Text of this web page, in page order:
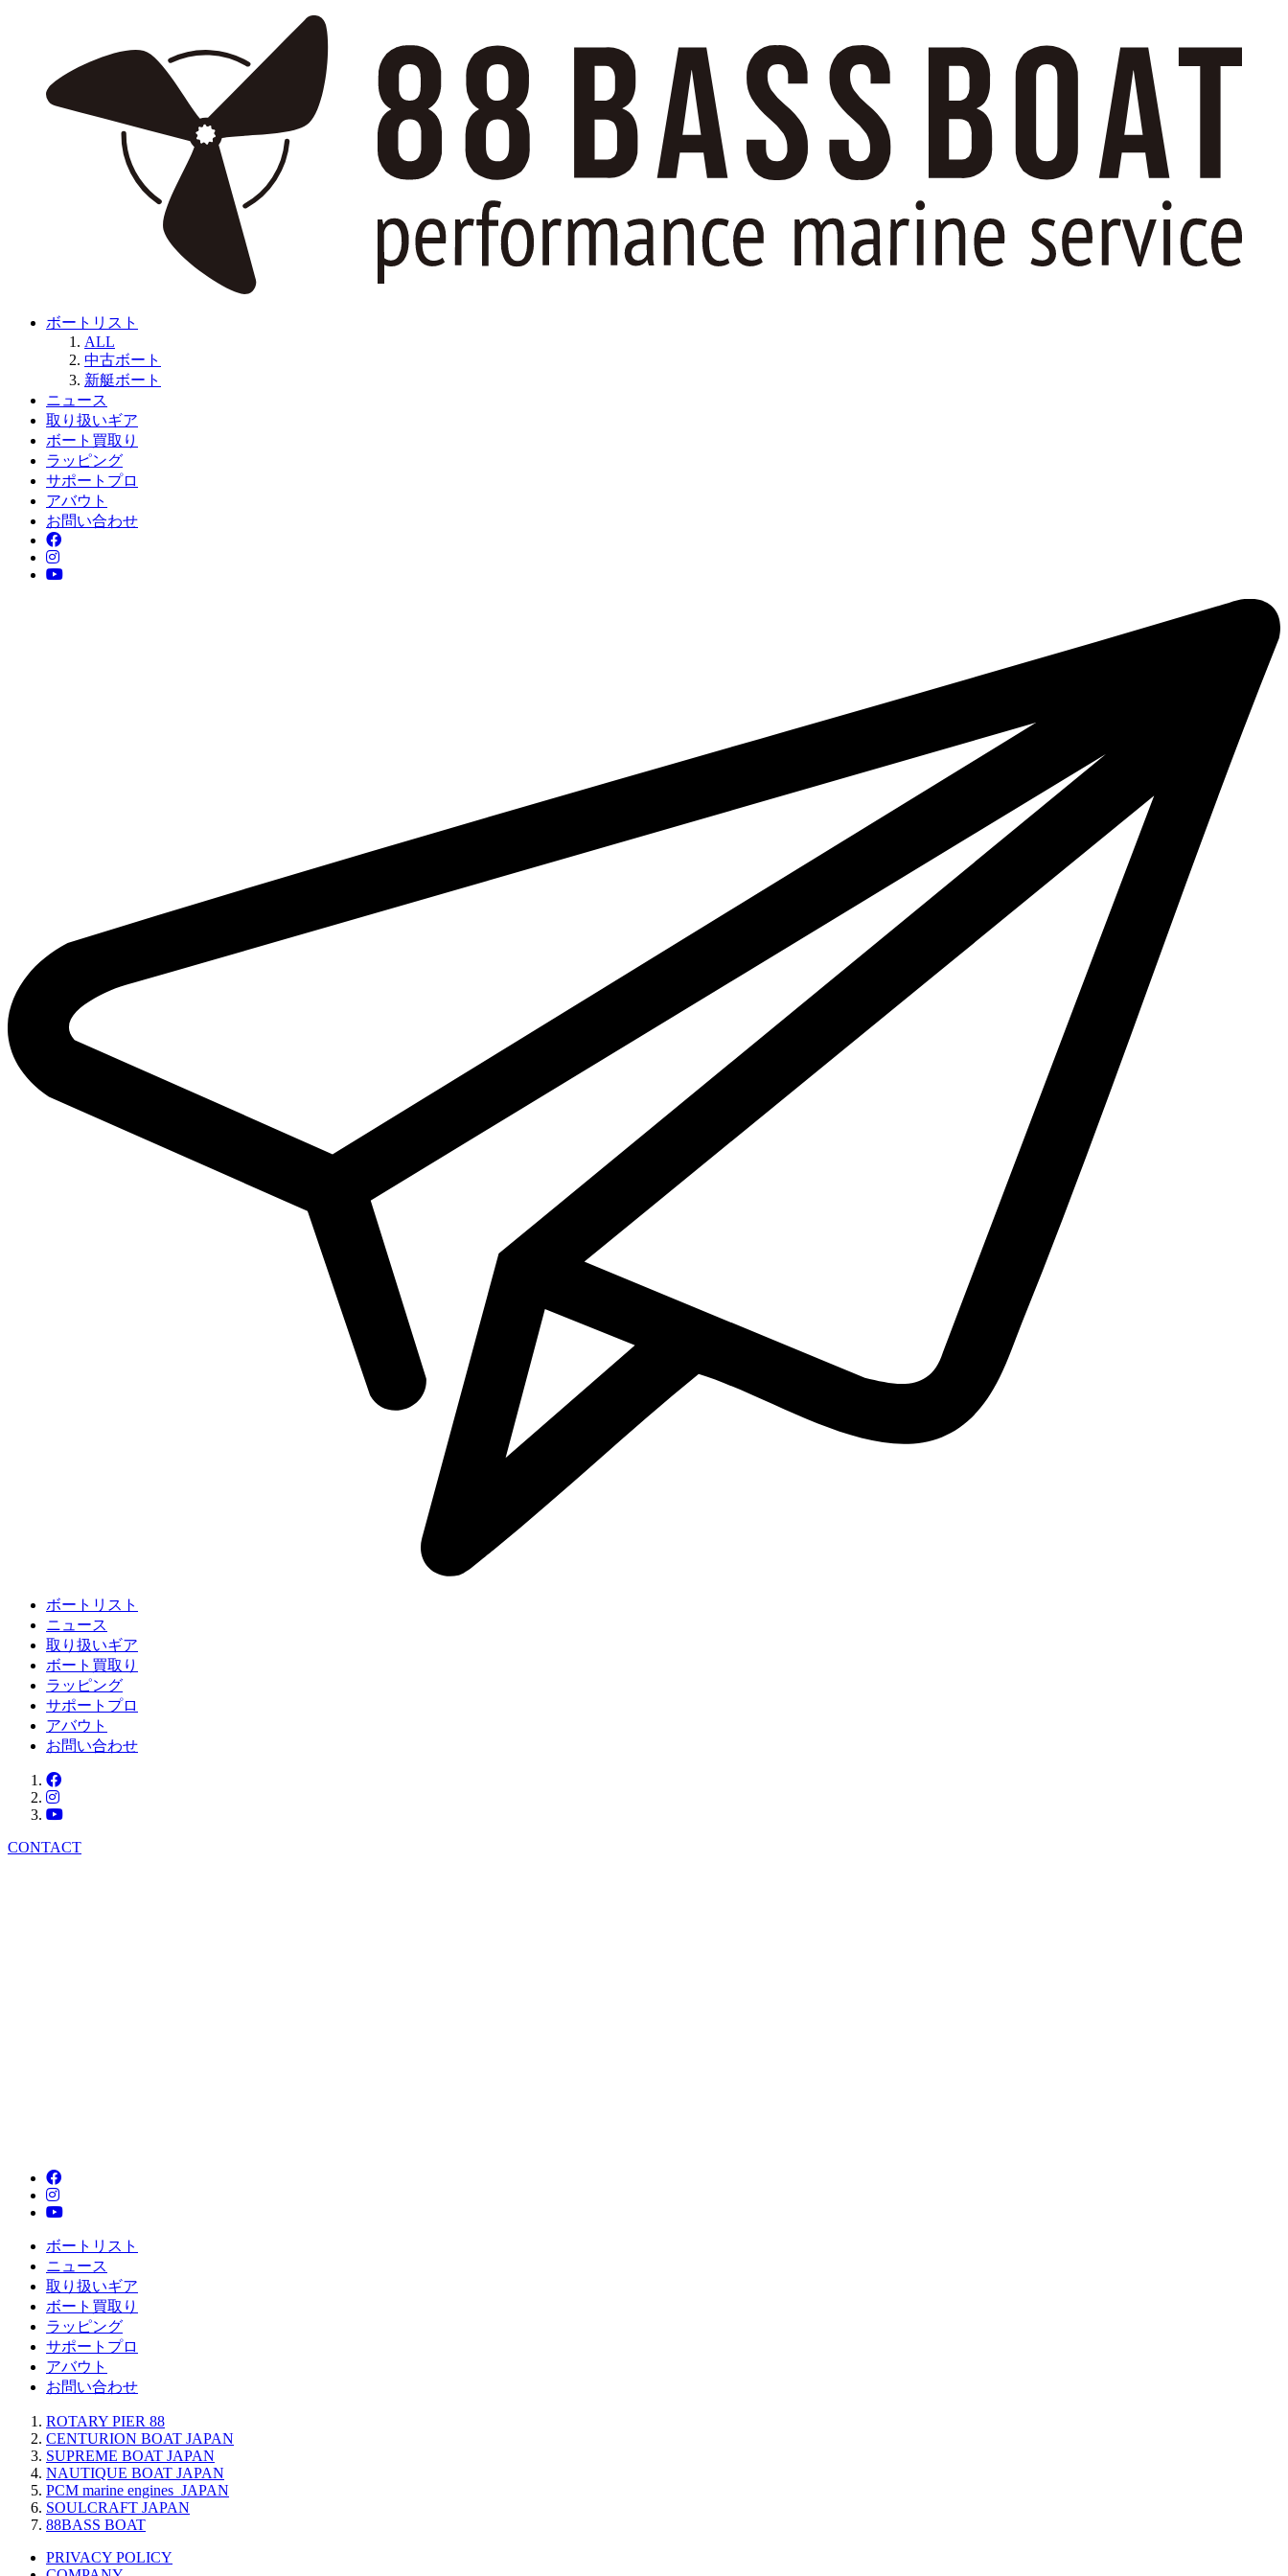
ボートリスト
ALL
中古ボート
新艇ボート
ニュース
取り扱いギア
ボート買取り
ラッピング
サポートプロ
アバウト
お問い合わせ
ボートリスト
ニュース
取り扱いギア
ボート買取り
ラッピング
サポートプロ
アバウト
お問い合わせ
CONTACT
ボートリスト
ニュース
取り扱いギア
ボート買取り
ラッピング
サポートプロ
アバウト
お問い合わせ
ROTARY PIER 88
CENTURION BOAT JAPAN
SUPREME BOAT JAPAN
NAUTIQUE BOAT JAPAN
PCM marine engines JAPAN
SOULCRAFT JAPAN
88BASS BOAT
PRIVACY POLICY